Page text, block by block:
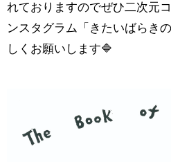
れておりますのでぜひ二次元
ンスタグラム「きたいばらき
しくお願いします🔷